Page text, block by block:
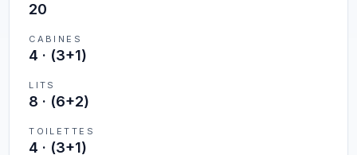
20
CABINES
4 · (3+1)
LITS
8 · (6+2)
TOILETTES
4 · (3+1)